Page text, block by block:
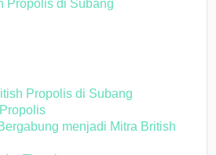
Propolis di Subang
menjadi Mitra British